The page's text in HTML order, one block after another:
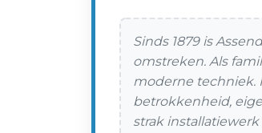
Sinds 1879 is
omstreken. Als
moderne techniek.
betrokkenheid,
strak